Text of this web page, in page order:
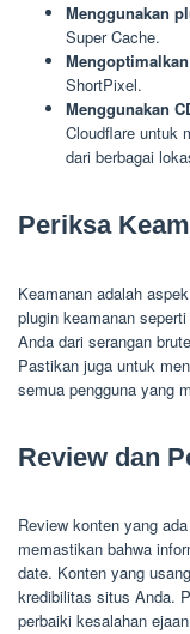
Menggunakan
Super Cache.
ShortPixel.
Menggunakan
Cloudflare untuk
dari berbagai
Periksa
Keamanan adalah
plugin keamanan
Anda dari serangan
Pastikan juga untuk
semua pengguna yang
Review dan
Review konten yang
memastikan bahwa
date. Konten yang
kredibilitas situs Anda.
perbaiki kesalahan